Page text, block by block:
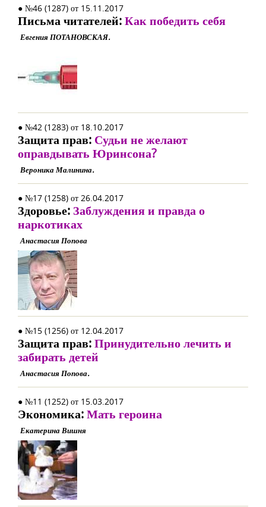
● №46 (1287) от 15.11.2017
Письма читателей:Как победить себя
Евгения ПОТАНОВСКАЯ.
● №42 (1283) от 18.10.2017
Защита прав: Судьи не желают
оправдывать Юринсона?
Вероника Малинина.
● №17 (1258) от 26.04.2017
Здоровье: Заблуждения и правда о
наркотиках
Анастасия Попова
● №15 (1256) от 12.04.2017
Защита прав:Принудительно лечить и
забирать детей
Анастасия Попова.
● №11 (1252) от 15.03.2017
Экономика:Мать героина
Екатерина Вишня